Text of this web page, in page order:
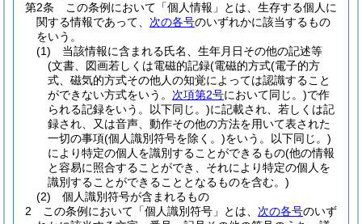
第2条
この条例において「個人情報」とは、生存する個人に
関する情報であって、 次の各号のいずれかに該当するもの
をいう。
(1)
当該情報に含まれる氏名、生年月日その他の記述等
(文書、図画若しくは電磁的記録(電磁的方式(電子的方
式、磁気的方式その他人の知覚によっては認識すること
ができない方式をいう。 次項第2号において同じ。)で作
られる記録をいう。以下同じ。)に記載され、若しくは記
録され、又は音声、動作その他の方法を用いて表された
一切の事項(個人識別符号を除く。)をいう。以下同じ。)
により特定の個人を識別することができるもの(他の情報
と容易に照合することができ、それにより特定の個人を
識別することができることとなるものを含む。)
(2)
個人識別符号が含まれるもの
2
この条例において「個人識別符号」とは、 次の各号のいず